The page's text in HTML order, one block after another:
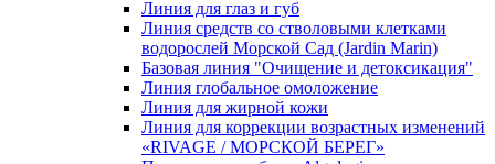
Линия для глаз и губ
Линия средств со стволовыми клетками
водорослей Морской Сад (Jardin Marin)
Базовая линия "Очищение и детоксикация"
Линия глобальное омоложение
Линия для жирной кожи
Линия для коррекции возрастных изменений
«RIVAGE / МОРСКОЙ БЕРЕГ»